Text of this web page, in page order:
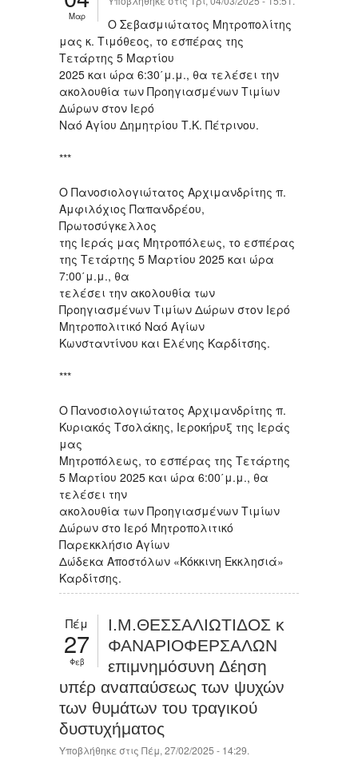
Μαρ
Ο Σεβασμιώτατος Μητροπολίτης
μας κ. Τιμόθεος, το εσπέρας της
Τετάρτης 5 Μαρτίου
2025 και ώρα 6:30΄μ.μ., θα τελέσει την
ακολουθία των Προηγιασμένων Τιμίων
Δώρων στον Ιερό
Ναό Αγίου Δημητρίου Τ.Κ. Πέτρινου.
***
Ο Πανοσιολογιώτατος Αρχιμανδρίτης π.
Αμφιλόχιος Παπανδρέου,
Πρωτοσύγκελλος
της Ιεράς μας Μητροπόλεως, το εσπέρας
της Τετάρτης 5 Μαρτίου 2025 και ώρα
7:00΄μ.μ., θα
τελέσει την ακολουθία των
Προηγιασμένων Τιμίων Δώρων στον Ιερό
Μητροπολιτικό Ναό Αγίων
Κωνσταντίνου και Ελένης Καρδίτσης.
***
Ο Πανοσιολογιώτατος Αρχιμανδρίτης π.
Κυριακός Τσολάκης, Ιεροκήρυξ της Ιεράς
μας
Μητροπόλεως, το εσπέρας της Τετάρτης
5 Μαρτίου 2025 και ώρα 6:00΄μ.μ., θα
τελέσει την
ακολουθία των Προηγιασμένων Τιμίων
Δώρων στο Ιερό Μητροπολιτικό
Παρεκκλήσιο Αγίων
Δώδεκα Αποστόλων «Κόκκινη Εκκλησιά»
Καρδίτσης.
Πέμ
27
Φεβ
Ι.Μ.ΘΕΣΣΑΛΙΩΤΙΔΟΣ κ
ΦΑΝΑΡΙΟΦΕΡΣΑΛΩΝ
επιμνημόσυνη Δέηση
υπέρ αναπαύσεως των ψυχών
των θυμάτων του τραγικού
δυστυχήματος
Υποβλήθηκε στις Πέμ, 27/02/2025 - 14:29.